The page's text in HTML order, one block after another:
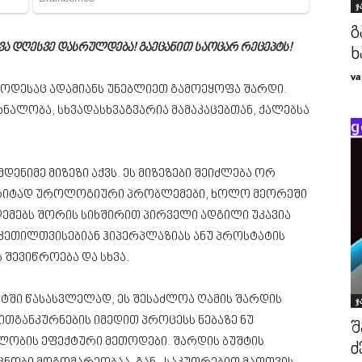
დღესვე დასრულდება! გაეცანით საოცარ რეცეპტს!
ადამიანს უნებლიეთ გამოეყოფა შარდი.
სხვადასხვაგვარია მამაკაცებთან, ქალებსა
მიზეზი აქვს. ეს მიზეზები შეიძლება ორ
უროლოგიური პრობლემები, ხოლო მეორეში
შორის სიხშირით პირველი ადგილი უკავია
ჰიპერპლაზიას ანუ პროსტატის
და სხვა.
წასასვლელად, ეს შესაძლოა ღამის შარდის
იმედით პროცესს ნებაზე ნუ
ეფექტური მეთოდები. შარდის ბუშტის